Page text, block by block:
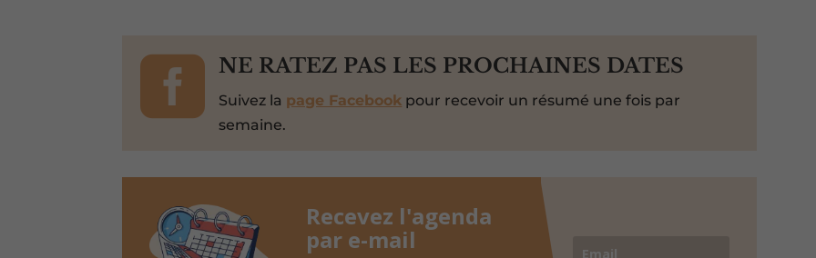
 NE RATEZ PAS LES PROCHAINES DATES
Suivez la page Facebook pour recevoir un résumé une fois par
semaine.
Recevez l'agenda
par e-mail